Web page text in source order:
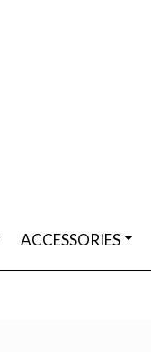
ACCESSORIES